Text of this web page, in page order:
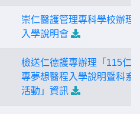
崇仁醫護管理專科學校辦理
入學說明會
檢送仁德護專辦理「115仁
專夢想醫程入學說明暨科系
活動」資訊